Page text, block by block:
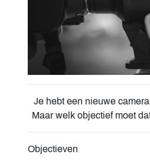
Je hebt een nieuwe
Maar welk objectief moet
Objectieven